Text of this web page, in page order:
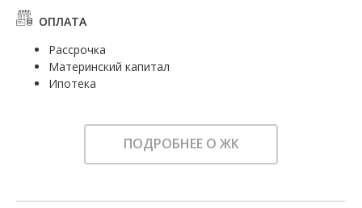
ОПЛАТА
Рассрочка
Материнский капитал
Ипотека
ПОДРОБНЕЕ О ЖК